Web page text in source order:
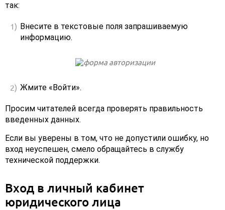
так:
Внесите в текстовые поля запрашиваемую
информацию.
Жмите «Войти».
Просим читателей всегда проверять правильность
введенных данных.
Если вы уверены в том, что не допустили ошибку, но
вход неуспешен, смело обращайтесь в службу
технической поддержки.
Вход в личный кабинет
юридического лица